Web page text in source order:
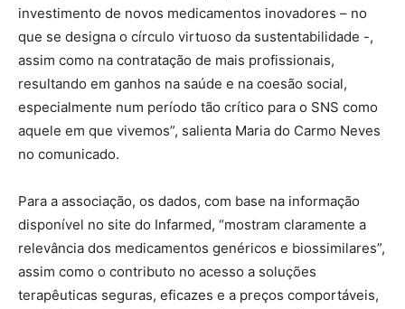
investimento de novos medicamentos inovadores – no
que se designa o círculo virtuoso da sustentabilidade -,
assim como na contratação de mais profissionais,
resultando em ganhos na saúde e na coesão social,
especialmente num período tão crítico para o SNS como
aquele em que vivemos”, salienta Maria do Carmo Neves
no comunicado.
Para a associação, os dados, com base na informação
disponível no site do Infarmed, “mostram claramente a
relevância dos medicamentos genéricos e biossimilares”,
assim como o contributo no acesso a soluções
terapêuticas seguras, eficazes e a preços comportáveis,